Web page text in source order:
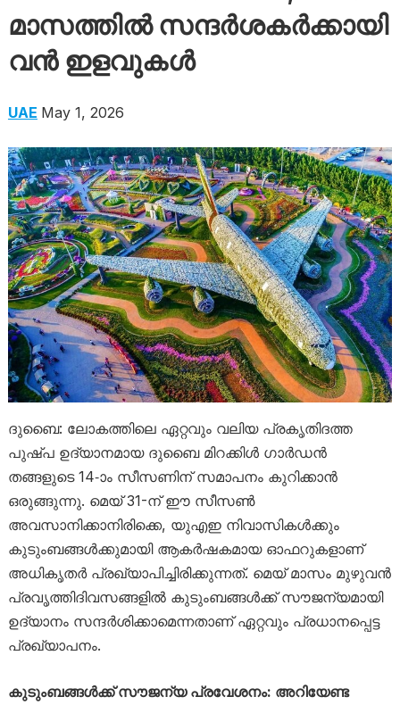
മാസത്തിൽ സന്ദർശകർക്കായി
വൻ ഇളവുകൾ
UAE May 1, 2026
ദുബൈ: ലോകത്തിലെ ഏറ്റവും വലിയ പ്രകൃതിദത്ത
പുഷ്പ ഉദ്യാനമായ ദുബൈ മിറക്കിൾ ഗാർഡൻ
തങ്ങളുടെ 14-ാം സീസണിന് സമാപനം കുറിക്കാൻ
ഒരുങ്ങുന്നു. മെയ് 31-ന് ഈ സീസൺ
അവസാനിക്കാനിരിക്കെ, യുഎഇ നിവാസികൾക്കും
കുടുംബങ്ങൾക്കുമായി ആകർഷകമായ ഓഫറുകളാണ്
അധികൃതർ പ്രഖ്യാപിച്ചിരിക്കുന്നത്. മെയ് മാസം മുഴുവൻ
പ്രവൃത്തിദിവസങ്ങളിൽ കുടുംബങ്ങൾക്ക് സൗജന്യമായി
ഉദ്യാനം സന്ദർശിക്കാമെന്നതാണ് ഏറ്റവും പ്രധാനപ്പെട്ട
പ്രഖ്യാപനം.
കുടുംബങ്ങൾക്ക് സൗജന്യ പ്രവേശനം: അറിയേണ്ട